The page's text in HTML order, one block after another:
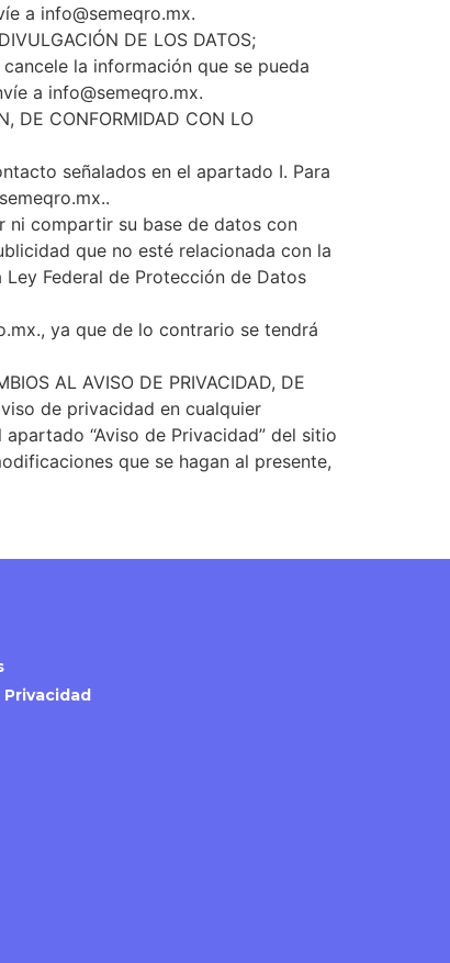
a info@semeqro.mx.
DE LOS DATOS;
la información que se pueda
a info@semeqro.mx.
DE CONFORMIDAD CON LO
señalados en el apartado I. Para
..
ni compartir su base de datos con
que no esté relacionada con la
Federal de Protección de Datos
., ya que de lo contrario se tendrá
AL AVISO DE PRIVACIDAD, DE
de privacidad en cualquier
“Aviso de Privacidad” del sitio
que se hagan al presente,